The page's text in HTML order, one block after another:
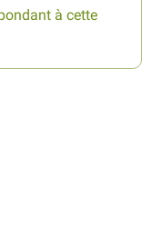
à cette